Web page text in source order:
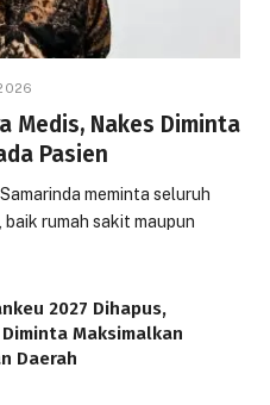
Medis, Nakes Diminta
Pasien
meminta seluruh
rumah sakit maupun
2027 Dihapus,
Maksimalkan
Daerah